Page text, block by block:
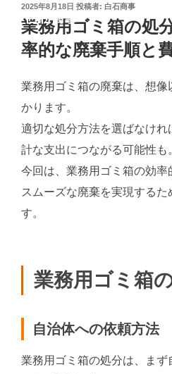
投
稿
日:
2025年8月18日 投稿者: 白石商事
業務用ゴミ箱の処
率的な廃棄手順と
業務用ゴミ箱の廃棄は、想
かります。
適切な処分方法を選ばなけ
計な支出につながる可能性も
今回は、業務用ゴミ箱の効率
スムーズな廃棄を実現するた
す。
業務用ゴミ箱
自治体への依頼方法
業務用ゴミ箱の処分は、まず